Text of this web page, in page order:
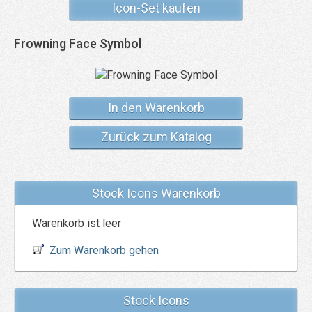
Icon-Set kaufen
Frowning Face Symbol
In den Warenkorb
Zurück zum Katalog
Stock Icons Warenkorb
Warenkorb ist leer
Zum Warenkorb gehen
Stock Icons